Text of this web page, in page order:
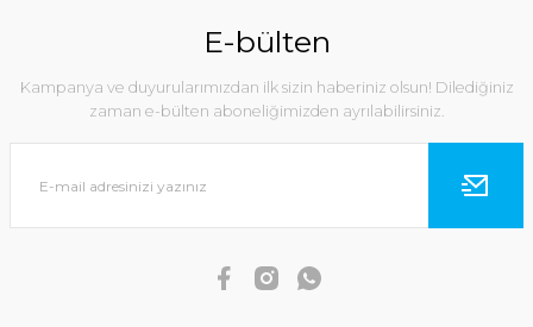
E-bülten
Kampanya ve duyurularımızdan ilk sizin haberiniz olsun! Dilediğiniz
zaman e-bülten aboneliğimizden ayrılabilirsiniz.